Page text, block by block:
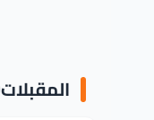
المقبلات